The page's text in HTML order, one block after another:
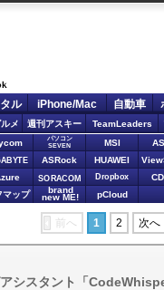
ル iPhone/Mac 自動車
メ 週刊アスキー TeamLeaders
パソコン
SEVEN
MSI
ASRock HUAWEI
SORACOM Dropbox
マップ brand
new ME! pCloud
前へ 1 2 次へ
シスタント「